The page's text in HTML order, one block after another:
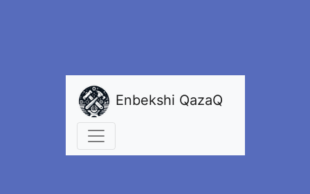
Enbekshi QazaQ